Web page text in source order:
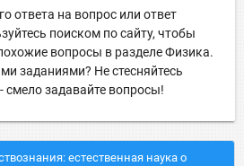
ответа на вопрос или ответ
поиском по сайту, чтобы
вопросы в разделе Физика.
заданиями? Не стесняйтесь
задавайте вопросы!
естественная наука о